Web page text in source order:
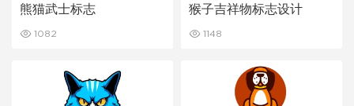
熊猫武士标志
1082
猴子吉祥物标志设计
1148